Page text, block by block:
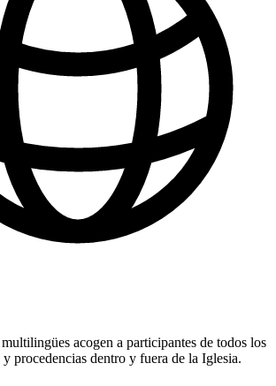
acogen a participantes de todos los
procedencias dentro y fuera de la Iglesia.